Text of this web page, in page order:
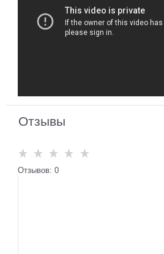
Отзывы
Отзывов: 0